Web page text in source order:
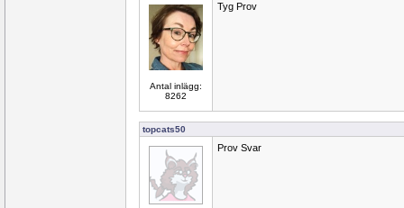
Antal inlägg:
8262
Tyg Prov
topcats50
Prov Svar